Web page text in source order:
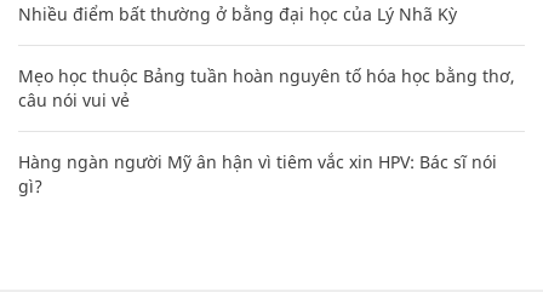
Nhiều điểm bất thường ở bằng đại học của Lý Nhã Kỳ
Mẹo học thuộc Bảng tuần hoàn nguyên tố hóa học bằng thơ,
câu nói vui vẻ
Hàng ngàn người Mỹ ân hận vì tiêm vắc xin HPV: Bác sĩ nói
gì?